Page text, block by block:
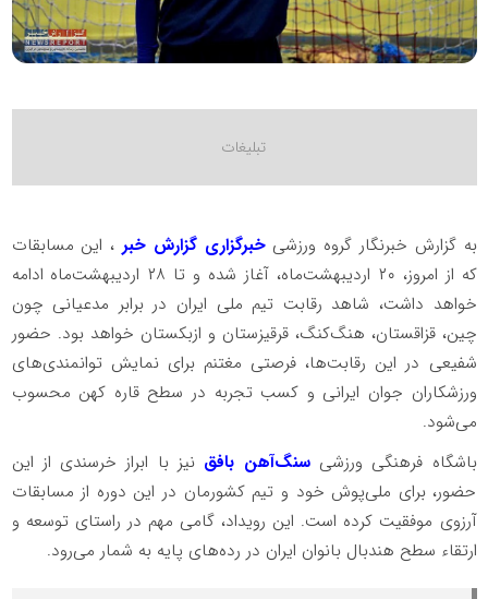
به گزارش خبرنگار گروه ورزشیخبرگزاری گزارش خبر ، این مسابقات
که از امروز، ۲۰ اردیبهشت‌ماه، آغاز شده و تا ۲۸ اردیبهشت‌ماه ادامه
خواهد داشت، شاهد رقابت تیم ملی ایران در برابر مدعیانی چون
چین، قزاقستان، هنگ‌کنگ، قرقیزستان و ازبکستان خواهد بود. حضور
شفیعی در این رقابت‌ها، فرصتی مغتنم برای نمایش توانمندی‌های
ورزشکاران جوان ایرانی و کسب تجربه در سطح قاره کهن محسوب
می‌شود.
باشگاه فرهنگی ورزشیسنگ‌آهن بافق نیز با ابراز خرسندی از این
حضور، برای ملی‌پوش خود و تیم کشورمان در این دوره از مسابقات
آرزوی موفقیت کرده است. این رویداد، گامی مهم در راستای توسعه و
ارتقاء سطح هندبال بانوان ایران در رده‌های پایه به شمار می‌رود.